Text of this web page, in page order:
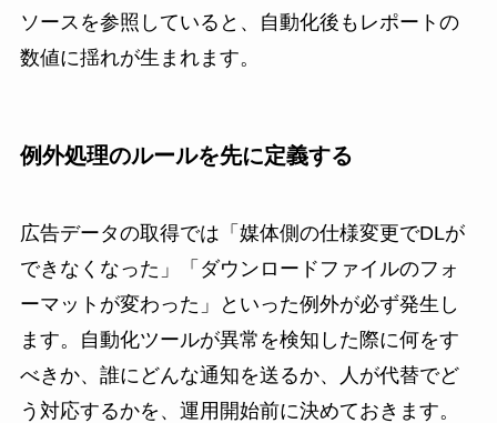
ソースを参照していると、自動化後もレポートの
数値に揺れが生まれます。
例外処理のルールを先に定義する
広告データの取得では「媒体側の仕様変更でDLが
できなくなった」「ダウンロードファイルのフォ
ーマットが変わった」といった例外が必ず発生し
ます。自動化ツールが異常を検知した際に何をす
べきか、誰にどんな通知を送るか、人が代替でど
う対応するかを、運用開始前に決めておきます。